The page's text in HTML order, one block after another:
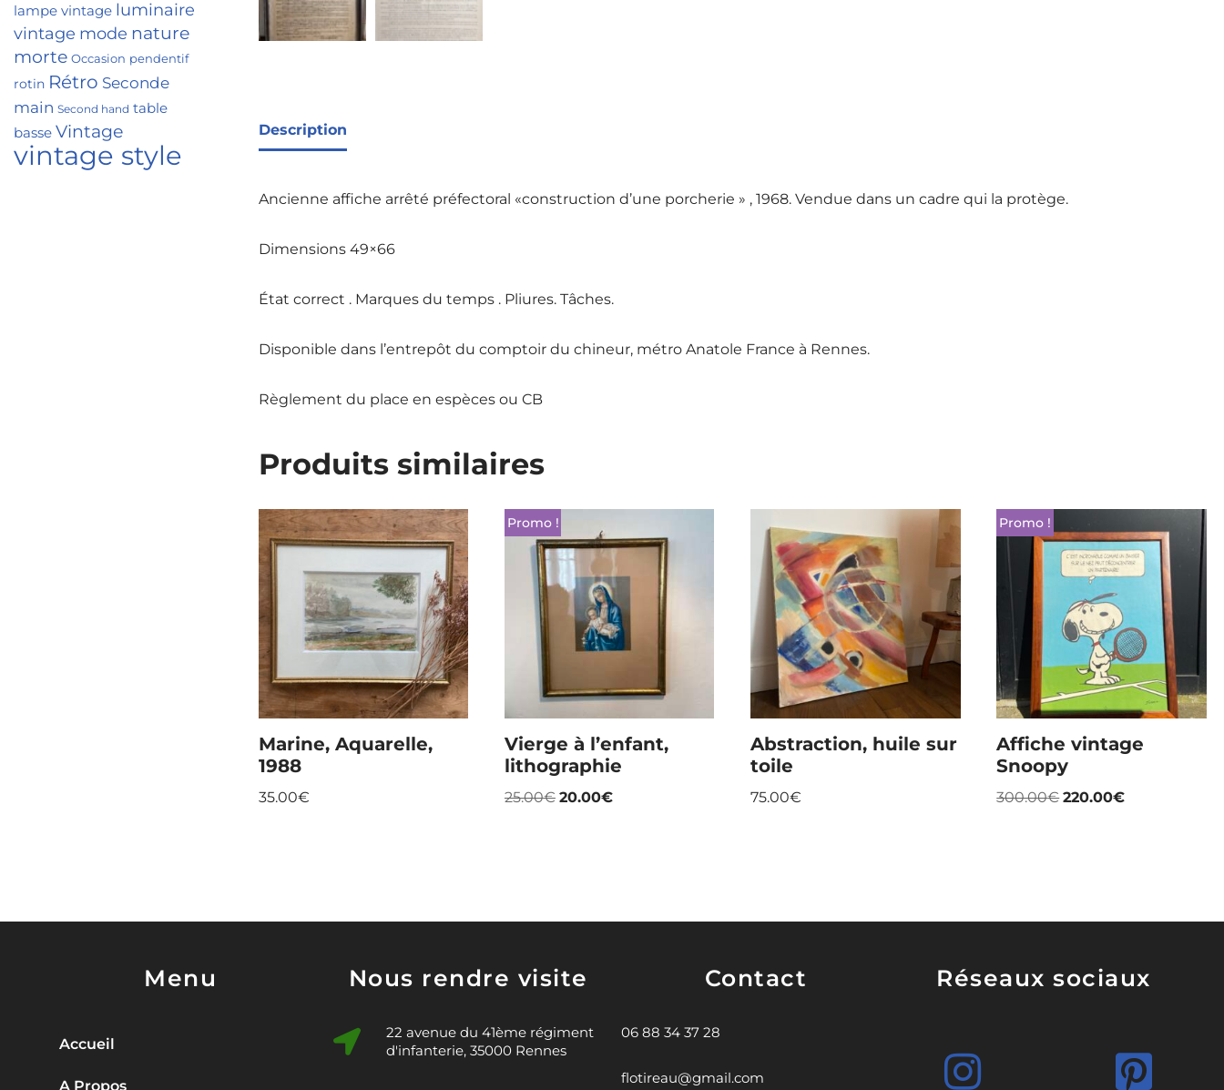
lampe vintage luminaire
vintage mode nature
morte Occasion pendentif
rotin Rétro Seconde
main Second hand table
basse Vintage
vintage style
Description
Ancienne affiche arrêté préfectoral «construction d’une porcherie » , 1968. Vendue dans un cadre qui la protège.
Dimensions 49×66
État correct . Marques du temps . Pliures. Tâches.
Disponible dans l’entrepôt du comptoir du chineur, métro Anatole France à Rennes.
Règlement du place en espèces ou CB
Produits similaires
Marine, Aquarelle,
1988
35.00€
Promo !
Vierge à l’enfant,
lithographie
25.00€ 20.00€
Abstraction, huile sur
toile
75.00€
Promo !
Affiche vintage
Snoopy
300.00€ 220.00€
Menu
Accueil
A Propos
Nous rendre visite
22 avenue du 41ème régiment
d'infanterie, 35000 Rennes
Contact
06 88 34 37 28
flotireau@gmail.com
Réseaux sociaux